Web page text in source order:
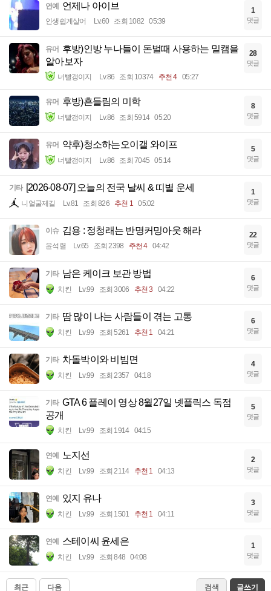
연예 언제나 아이브
인생쉽게살어 Lv.60 조회 1082 05:39
1
댓글
유머 후방)인방 누나들이 돈벌때 사용하는 밑캠을
알아보자
너빨갱이지 Lv.86 조회 10374 추천 4 05:27
28
댓글
유머 후방)흔들림의 미학
너빨갱이지 Lv.86 조회 5914 05:20
8
댓글
유머 약후)청소하는오이갤 와이프
너빨갱이지 Lv.86 조회 7045 05:14
5
댓글
기타 [2026-08-07] 오늘의 전국 날씨 & 띠별 운세
니얼굴제길 Lv.81 조회 826 추천 1 05:02
1
댓글
이슈 김용 : 정청래는 반명커밍아웃 해라
윤석렬 Lv.65 조회 2398 추천 4 04:42
22
댓글
기타 남은 케이크 보관 방법
치킨 Lv.99 조회 3006 추천 3 04:22
6
댓글
기타 땀 많이 나는 사람들이 겪는 고통
치킨 Lv.99 조회 5261 추천 1 04:21
6
댓글
기타 차돌박이와 비빔면
치킨 Lv.99 조회 2357 04:18
4
댓글
기타 GTA 6 플레이 영상 8월27일 넷플릭스 독점
공개
치킨 Lv.99 조회 1914 04:15
5
댓글
연예 노지선
치킨 Lv.99 조회 2114 추천 1 04:13
2
댓글
연예 있지 유나
치킨 Lv.99 조회 1501 추천 1 04:11
3
댓글
연예 스테이씨 윤세은
치킨 Lv.99 조회 848 04:08
1
댓글
최근 다음 검색 글쓰기